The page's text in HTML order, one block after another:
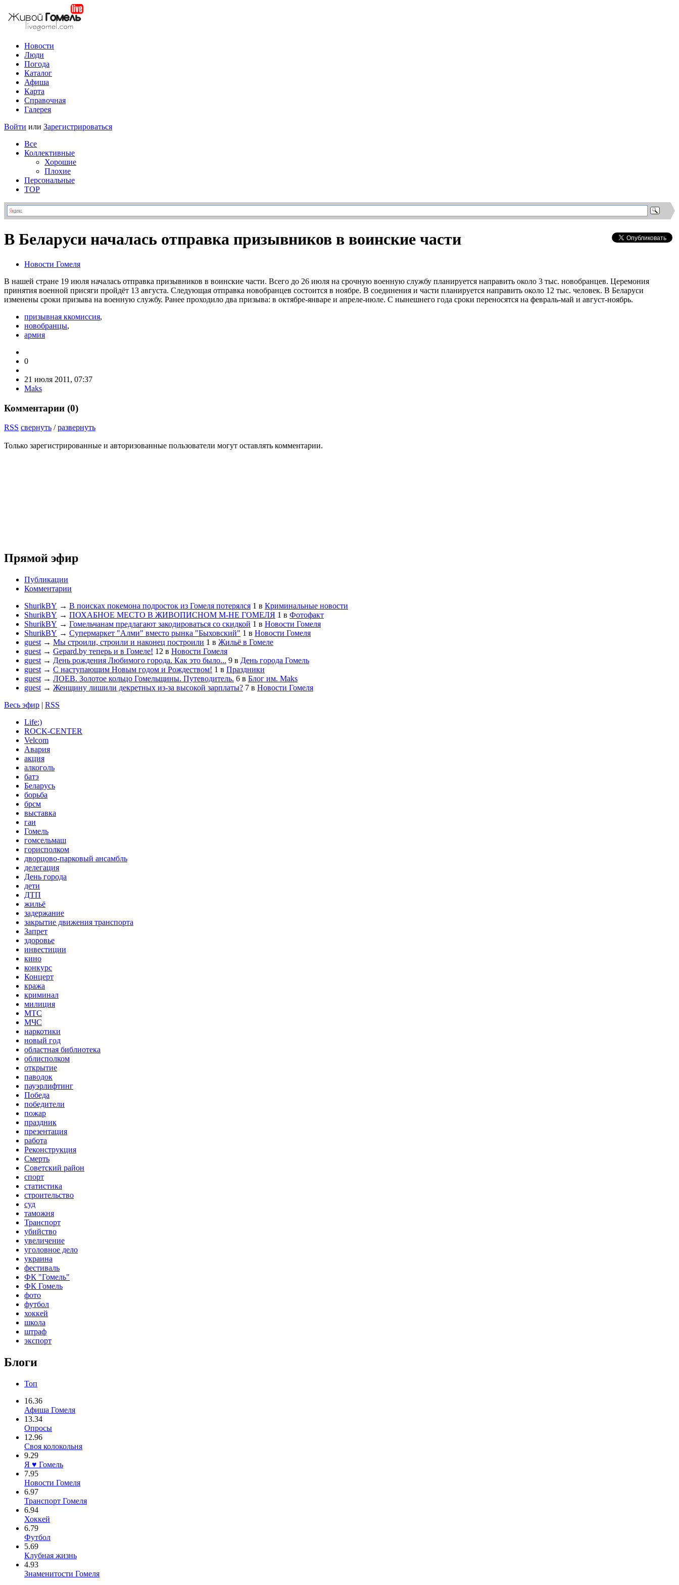
Новости
Люди
Погода
Каталог
Афиша
Карта
Справочная
Галерея
Войти или Зарегистрироваться
Все
Коллективные
Хорошие
Плохие
Персональные
TOP
В Беларуси началась отправка призывников в воинские части
Новости Гомеля
В нашей стране 19 июля началась отправка призывников в воинские части. Всего до 26 июля на срочную военную службу планируется направить около 3 тыс. новобранцев. Церемония
принятия военной присяги пройдёт 13 августа. Следующая отправка новобранцев состоится в ноябре. В соединения и части планируется направить около 12 тыс. человек. В Беларуси
изменены сроки призыва на военную службу. Ранее проходило два призыва: в октябре-январе и апреле-июле. С нынешнего года сроки переносятся на февраль-май и август-ноябрь.
призывная ккомиссия,
новобранцы,
армия
0
21 июля 2011, 07:37
Maks
Комментарии (0)
RSS свернуть /развернуть
Только зарегистрированные и авторизованные пользователи могут оставлять комментарии.
Прямой эфир
Публикации
Комментарии
ShurikBY → В поисках покемона подросток из Гомеля потерялся 1 в Криминальные новости
ShurikBY → ПОХАБНОЕ МЕСТО В ЖИВОПИСНОМ М-НЕ ГОМЕЛЯ 1 в Фотофакт
ShurikBY → Гомельчанам предлагают закодироваться со скидкой 1 в Новости Гомеля
ShurikBY → Супермаркет "Алми" вместо рынка "Быховский" 1 в Новости Гомеля
guest → Мы строили, строили и наконец построили 1 в Жильё в Гомеле
guest → Gepard.by теперь и в Гомеле! 12 в Новости Гомеля
guest → День рождения Любимого города. Как это было... 9 в День города Гомель
guest → С наступающим Новым годом и Рождеством! 1 в Праздники
guest → ЛОЕВ. Золотое кольцо Гомельщины. Путеводитель. 6 в Блог им. Maks
guest → Женщину лишили декретных из-за высокой зарплаты? 7 в Новости Гомеля
Весь эфир | RSS
Life:)
ROCK-CENTER
Velcom
Авария
акция
алкоголь
батэ
Беларусь
борьба
брсм
выставка
гаи
Гомель
гомсельмаш
горисполком
дворцово-парковый ансамбль
делегация
День города
дети
ДТП
жильё
задержание
закрытие движения транспорта
Запрет
здоровье
инвестиции
кино
конкурс
Концерт
кража
криминал
милиция
МТС
МЧС
наркотики
новый год
областная библиотека
облисполком
открытие
паводок
пауэрлифтинг
Победа
победители
пожар
праздник
презентация
работа
Реконструкция
Смерть
Советский район
спорт
статистика
строительство
суд
таможня
Транспорт
убийство
увеличение
уголовное дело
украина
фестиваль
ФК "Гомель"
ФК Гомель
фото
футбол
хоккей
школа
штраф
экспорт
Блоги
Топ
16.36
Афиша Гомеля
13.34
Опросы
12.96
Своя колокольня
9.29
Я ♥ Гомель
7.95
Новости Гомеля
6.97
Транспорт Гомеля
6.94
Хоккей
6.79
Футбол
5.69
Клубная жизнь
4.93
Знаменитости Гомеля